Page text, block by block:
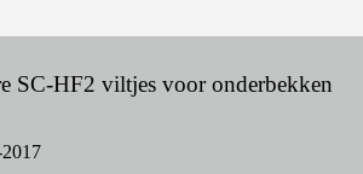
SC-HF2 viltjes voor onderbekken